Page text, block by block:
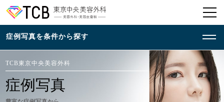
TCB東京中央美容外科
症例写真